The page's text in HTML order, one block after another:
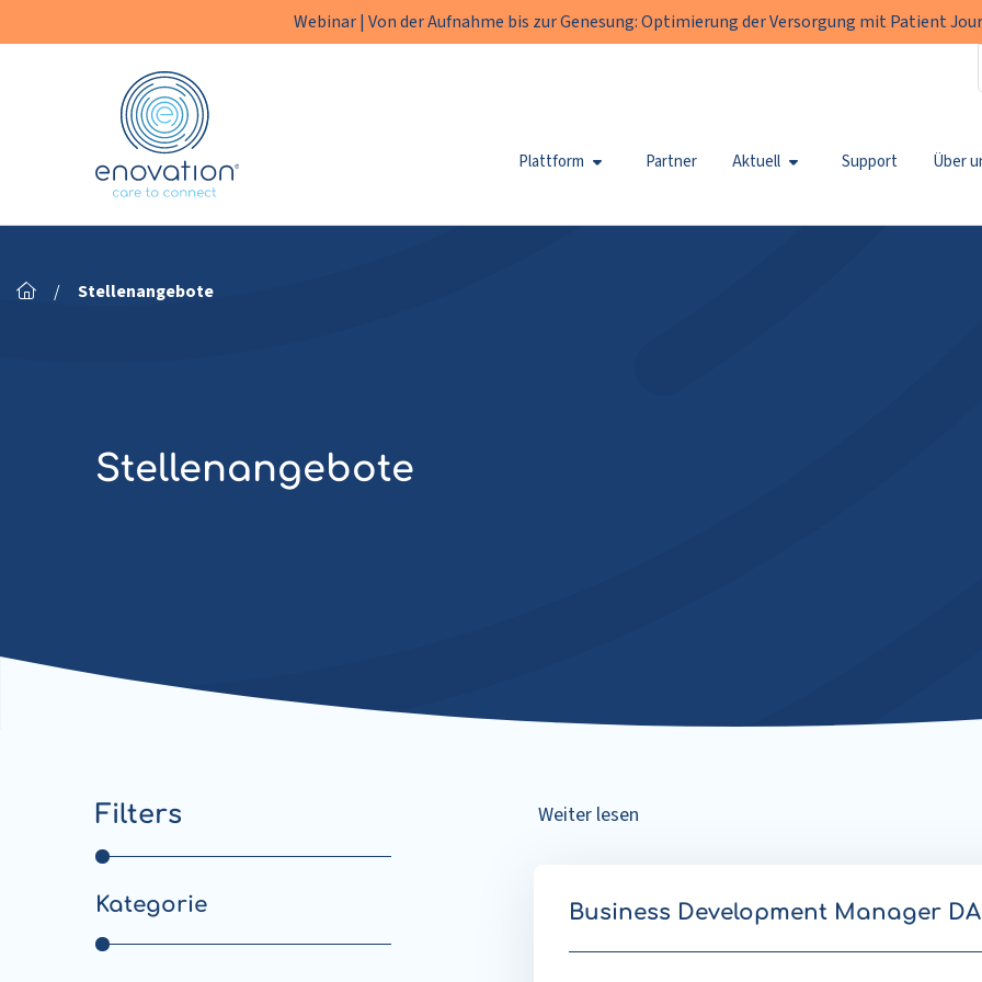
Webinar | Von der Aufnahme bis zur Genesung: Optimierung der Versorgung mit Patient
Enovation
Plattform Partner Aktuell Support Über
/ Stellenangebote
Stellenangebote
Filters
Kategorie
Weiter lesen
Business Development Manager